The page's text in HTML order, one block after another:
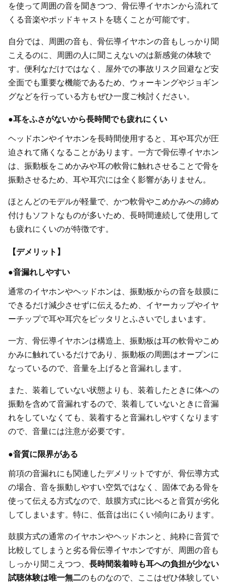
を使って周囲の音を聞きつつ、骨伝導イヤホンから流れて
くる音楽やポッドキャストを聴くことが可能です。
自分では、周囲の音も、骨伝導イヤホンの音もしっかり聞
こえるのに、周囲の人に聞こえないのは新感覚の体験で
す。便利なだけではなく、屋外での事故リスク回避など安
全面でも重要な機能であるため、ウォーキングやジョギン
グなどを行っている方もぜひ一度ご検討ください。
●耳をふさがないから長時間でも疲れにくい
ヘッドホンやイヤホンを長時間使用すると、耳や耳穴が圧
迫されて痛くなることがあります。一方で骨伝導イヤホン
は、振動板をこめかみや耳の軟骨に触れさせることで骨を
振動させるため、耳や耳穴には全く影響がありません。
ほとんどのモデルが軽量で、かつ軟骨やこめかみへの締め
付けもソフトなものが多いため、長時間連続して使用して
も疲れにくいのが特徴です。
【デメリット】
●音漏れしやすい
通常のイヤホンやヘッドホンは、振動板からの音を鼓膜に
できるだけ減少させずに伝えるため、イヤーカップやイヤ
ーチップで耳や耳穴をピッタリとふさいでしまいます。
一方、骨伝導イヤホンは構造上、振動板は耳の軟骨やこめ
かみに触れているだけであり、振動板の周囲はオープンに
なっているので、音量を上げると音漏れします。
また、装着していない状態よりも、装着したときに体への
振動を含めて音漏れするので、装着していないときに音漏
れをしていなくても、装着すると音漏れしやすくなります
ので、音量には注意が必要です。
●音質に限界がある
前項の音漏れにも関連したデメリットですが、骨伝導方式
の場合、音を振動しやすい空気ではなく、固体である骨を
使って伝える方式なので、鼓膜方式に比べると音質が劣化
してしまいます。特に、低音は出にくい傾向にあります。
鼓膜方式の通常のイヤホンやヘッドホンと、純粋に音質で
比較してしまうと劣る骨伝導イヤホンですが、周囲の音も
しっかり聞こえつつ、 長時間装着時も耳への負担が少ない
試聴体験は唯一無二のものなので、ここはぜひ体験してい